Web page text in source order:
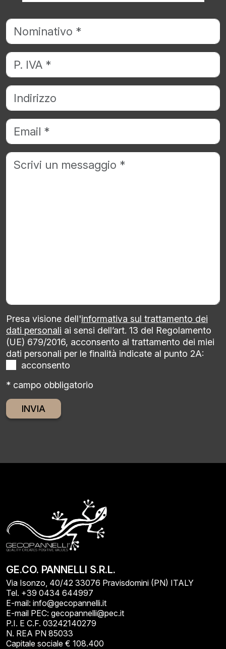
Presa visione dell'informativa sul trattamento dei
dati personali ai sensi dell’art. 13 del Regolamento
(UE) 679/2016, acconsento al trattamento dei miei
dati personali per le finalità indicate al punto 2A:
acconsento
* campo obbligatorio
GE.CO. PANNELLI S.R.L.
Via Isonzo, 40/42 33076 Pravisdomini (PN) ITALY
Tel. +39 0434 644997
E-mail: info@gecopannelli.it
E-mail PEC: gecopannelli@pec.it
P.I. E C.F. 03242140279
N. REA PN 85033
Capitale sociale € 108.400